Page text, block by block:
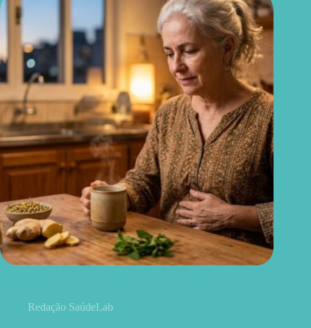
Redação SaúdeLab